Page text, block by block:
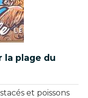
la plage du
et poissons